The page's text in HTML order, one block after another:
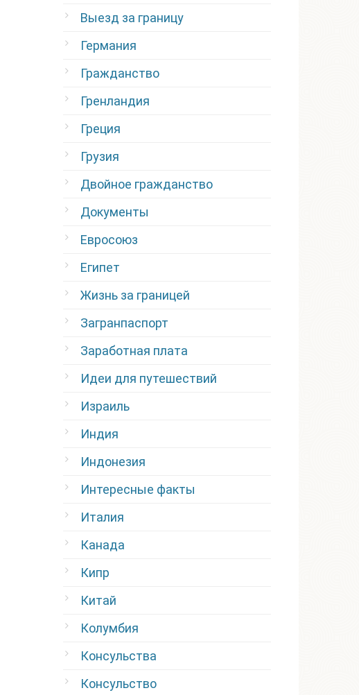
Выезд за границу
Германия
Гражданство
Гренландия
Греция
Грузия
Двойное гражданство
Документы
Евросоюз
Египет
Жизнь за границей
Загранпаспорт
Заработная плата
Идеи для путешествий
Израиль
Индия
Индонезия
Интересные факты
Италия
Канада
Кипр
Китай
Колумбия
Консульства
Консульство